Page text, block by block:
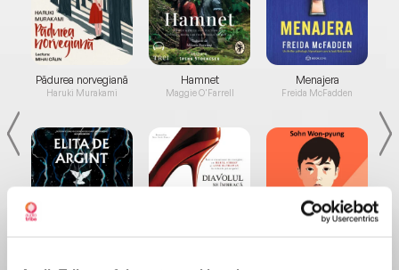
Pădurea norvegiană
Haruki Murakami
Hamnet
Maggie O'Farrell
Menajera
Freida McFadden